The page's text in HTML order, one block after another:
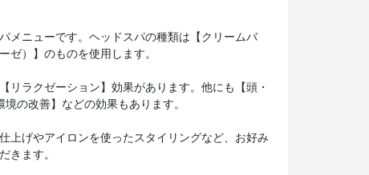
メニューです。ヘッドスパの種類は【クリームバ
ゼ）】のものを使用します。
リラクゼーション】効果があります。他にも【頭・
の改善】などの効果もあります。
上げやアイロンを使ったスタイリングなど、お好み
きます。